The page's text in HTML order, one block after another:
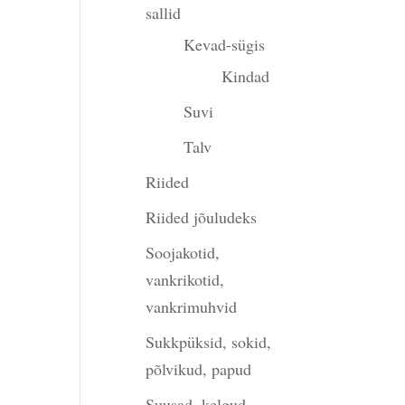
sallid
Kevad-sügis
Kindad
Suvi
Talv
Riided
Riided jõuludeks
Soojakotid,
vankrikotid,
vankrimuhvid
Sukkpüksid, sokid,
põlvikud, papud